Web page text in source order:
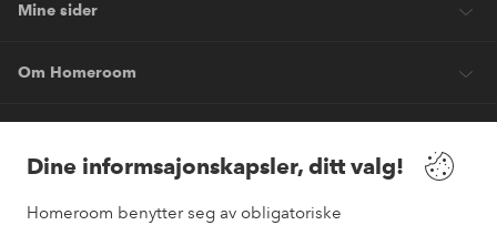
Dine informsajonskapsler, ditt valg!
Homeroom benytter seg av obligatoriske
Mine sider
Om Homeroom